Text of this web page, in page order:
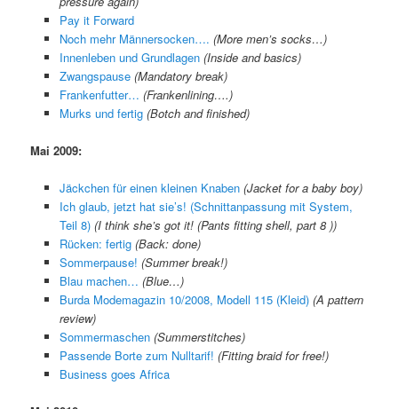
Pay it Forward
Noch mehr Männersocken…. (More men’s socks…)
Innenleben und Grundlagen (Inside and basics)
Zwangspause (Mandatory break)
Frankenfutter… (Frankenlining….)
Murks und fertig (Botch and finished)
Mai 2009:
Jäckchen für einen kleinen Knaben (Jacket for a baby boy)
Ich glaub, jetzt hat sie’s! (Schnittanpassung mit System,
Teil 8) (I think she’s got it! (Pants fitting shell, part 8 ))
Rücken: fertig (Back: done)
Sommerpause! (Summer break!)
Blau machen… (Blue…)
Burda Modemagazin 10/2008, Modell 115 (Kleid) (A pattern
review)
Sommermaschen (Summerstitches)
Passende Borte zum Nulltarif! (Fitting braid for free!)
Business goes Africa